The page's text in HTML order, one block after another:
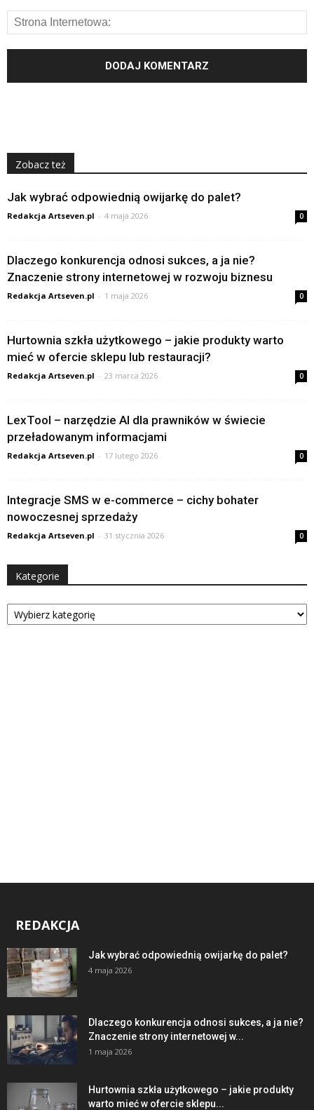
Zobacz też
Jak wybrać odpowiednią owijarkę do palet?
Redakcja Artseven.pl - 4 maja 2026 0
Dlaczego konkurencja odnosi sukces, a ja nie?
Znaczenie strony internetowej w rozwoju biznesu
Redakcja Artseven.pl - 1 maja 2026 0
Hurtownia szkła użytkowego – jakie produkty warto
mieć w ofercie sklepu lub restauracji?
Redakcja Artseven.pl - 23 marca 2026 0
LexTool – narzędzie AI dla prawników w świecie
przeładowanym informacjami
Redakcja Artseven.pl - 17 lutego 2026 0
Integracje SMS w e-commerce – cichy bohater
nowoczesnej sprzedaży
Redakcja Artseven.pl - 31 stycznia 2026 0
Kategorie
Kategorie
REDAKCJA
Jak wybrać odpowiednią owijarkę do palet?
4 maja 2026
Dlaczego konkurencja odnosi sukces, a ja nie?
Znaczenie strony internetowej w...
1 maja 2026
Hurtownia szkła użytkowego – jakie produkty
warto mieć w ofercie sklepu...